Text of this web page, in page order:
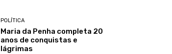
POLÍTICA
Maria da Penha completa 20
anos de conquistas e
lágrimas